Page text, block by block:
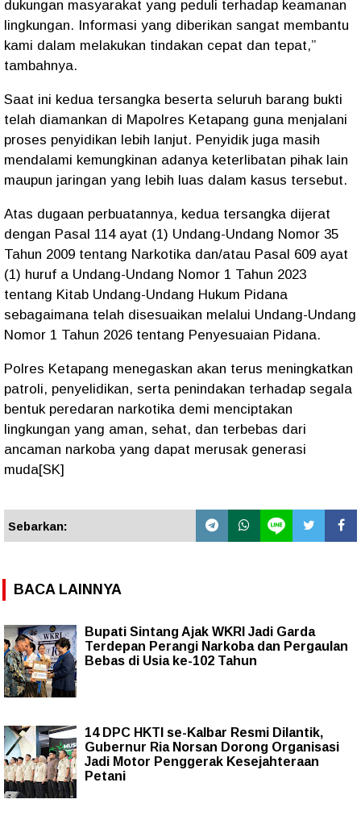
dukungan masyarakat yang peduli terhadap keamanan
lingkungan. Informasi yang diberikan sangat membantu
kami dalam melakukan tindakan cepat dan tepat,”
tambahnya.
Saat ini kedua tersangka beserta seluruh barang bukti
telah diamankan di Mapolres Ketapang guna menjalani
proses penyidikan lebih lanjut. Penyidik juga masih
mendalami kemungkinan adanya keterlibatan pihak lain
maupun jaringan yang lebih luas dalam kasus tersebut.
Atas dugaan perbuatannya, kedua tersangka dijerat
dengan Pasal 114 ayat (1) Undang-Undang Nomor 35
Tahun 2009 tentang Narkotika dan/atau Pasal 609 ayat
(1) huruf a Undang-Undang Nomor 1 Tahun 2023
tentang Kitab Undang-Undang Hukum Pidana
sebagaimana telah disesuaikan melalui Undang-Undang
Nomor 1 Tahun 2026 tentang Penyesuaian Pidana.
Polres Ketapang menegaskan akan terus meningkatkan
patroli, penyelidikan, serta penindakan terhadap segala
bentuk peredaran narkotika demi menciptakan
lingkungan yang aman, sehat, dan terbebas dari
ancaman narkoba yang dapat merusak generasi
muda[SK]
Sebarkan:
BACA LAINNYA
Bupati Sintang Ajak WKRI Jadi Garda
Terdepan Perangi Narkoba dan Pergaulan
Bebas di Usia ke-102 Tahun
14 DPC HKTI se-Kalbar Resmi Dilantik,
Gubernur Ria Norsan Dorong Organisasi
Jadi Motor Penggerak Kesejahteraan
Petani